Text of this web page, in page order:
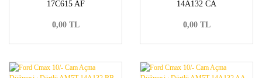
17C615 AF
0,00 TL
14A132 CA
0,00 TL